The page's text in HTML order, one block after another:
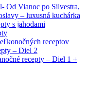
Od Vianoc po Silvestra,
– luxusná kuchárka
s jahodami
receptov
– Diel 2
recepty – Diel 1 +